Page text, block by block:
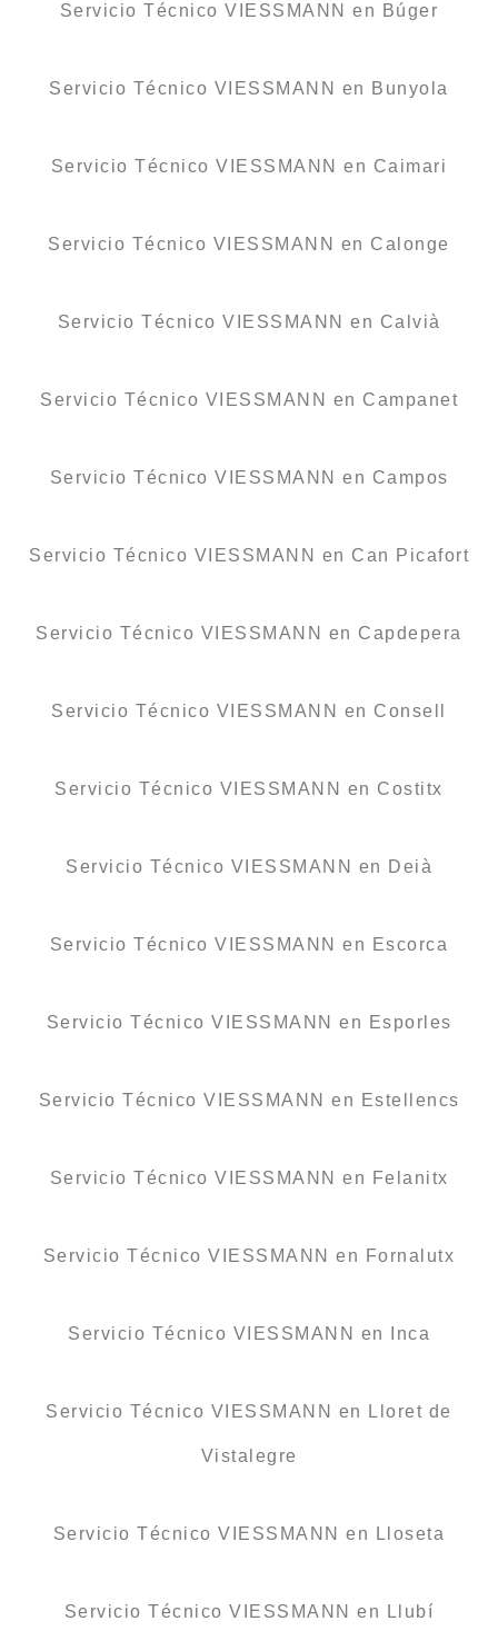
Servicio Técnico VIESSMANN en Búger
Servicio Técnico VIESSMANN en Bunyola
Servicio Técnico VIESSMANN en Caimari
Servicio Técnico VIESSMANN en Calonge
Servicio Técnico VIESSMANN en Calvià
Servicio Técnico VIESSMANN en Campanet
Servicio Técnico VIESSMANN en Campos
Servicio Técnico VIESSMANN en Can Picafort
Servicio Técnico VIESSMANN en Capdepera
Servicio Técnico VIESSMANN en Consell
Servicio Técnico VIESSMANN en Costitx
Servicio Técnico VIESSMANN en Deià
Servicio Técnico VIESSMANN en Escorca
Servicio Técnico VIESSMANN en Esporles
Servicio Técnico VIESSMANN en Estellencs
Servicio Técnico VIESSMANN en Felanitx
Servicio Técnico VIESSMANN en Fornalutx
Servicio Técnico VIESSMANN en Inca
Servicio Técnico VIESSMANN en Lloret de
Vistalegre
Servicio Técnico VIESSMANN en Lloseta
Servicio Técnico VIESSMANN en Llubí